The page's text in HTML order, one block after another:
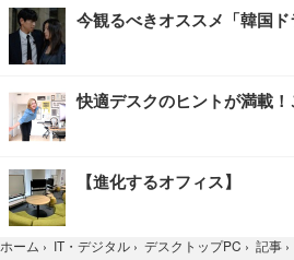
今観るべきオススメ「韓国ド
快適デスクのヒントが満載
【進化するオフィス】
ホーム › IT・デジタル › デスクトップPC › 記事 ›